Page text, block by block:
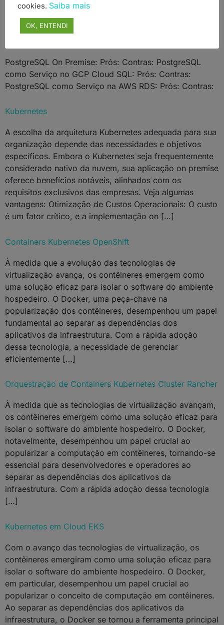
HTML), além de planilhas complexas e dados sensíveis
PostgreSQL On Premise: Prós: Contras: PostgreSQL
como Serviço no GCP Cloud SQL: Prós: Contras:
PostgreSQL como Serviço na AWS RDS: Prós: Contras:
Kubernetes
A escolha da arquitetura Kubernetes adequada para sua
organização depende das necessidades e objetivos
específicos. Embora o Kubernetes seja frequentemente
considerado nativo da nuvem, sua aplicação on premise
oferece benefícios notáveis, alinhados com os
requisitos exclusivos das empresas. Veja algumas
vantagens: Otimização de Custos Operacionais: O custo
é um fator crítico, e a implementação on […]
Containers Kubernetes OpenShift
À medida que a evolução das tecnologias de
virtualização avança, os contêineres emergem como
uma solução eficaz para isolar o software do ambiente
hospedeiro. O Docker, uma peça-chave na
popularização dos contêineres, desempenhou um papel
fundamental ao separar as dependências dos
aplicativos da infraestrutura. Com a rápida adoção
dessa tecnologia, a necessidade de gerenciar
eficientemente […]
Orquestração de Containers Kubernetes Cluster Rancher
À medida que as tecnologias de virtualização avançam,
os contêineres emergem como uma solução eficaz para
isolar o software do ambiente hospedeiro. O Docker,
notavelmente, desempenhou um papel crucial ao
popularizar a computação em contêineres, tornando-se
essencial para desenvolvedores e operadores ao
separar as dependências dos aplicativos da
infraestrutura. Com a rápida adoção dessa tecnologia
[…]
Kubernetes em Cloud EKS
Com o avanço das tecnologias de virtualização, os
contêineres emergiram como uma solução eficaz para
isolar o software do ambiente hospedeiro. O Docker,
em particular, desempenhou um papel crucial ao
popularizar o conceito de computação em contêineres.
Ao separar as dependências dos aplicativos da
infraestrutura, o Docker se tornou a ferramenta principal
cookies. Saiba mais
OK, ENTENDI